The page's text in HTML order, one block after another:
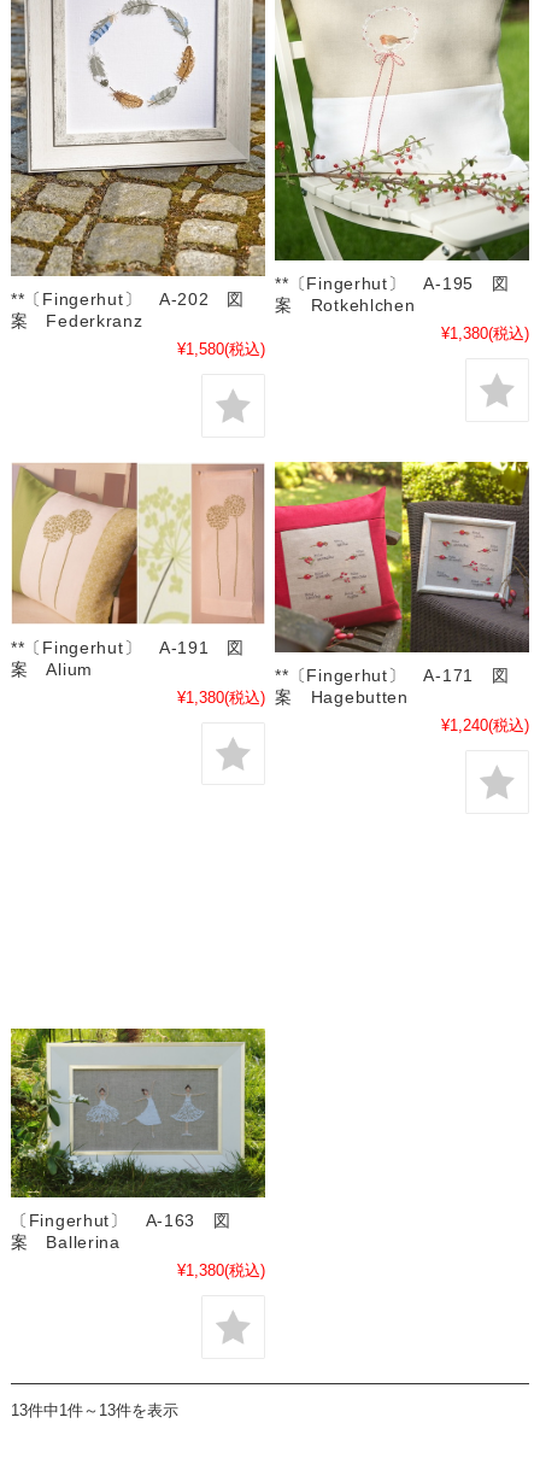
**〔Fingerhut〕 A-202 図
案 Federkranz
¥1,580(税込)
**〔Fingerhut〕 A-195 図
案 Rotkehlchen
¥1,380(税込)
**〔Fingerhut〕 A-191 図
案 Alium
¥1,380(税込)
**〔Fingerhut〕 A-171 図
案 Hagebutten
¥1,240(税込)
〔Fingerhut〕 A-163 図
案 Ballerina
¥1,380(税込)
13件中1件～13件を表示